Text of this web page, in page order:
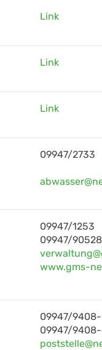
Link
Link
Link
09947/2733
09947/1253
09947/
www.gms-
09947/
09947/